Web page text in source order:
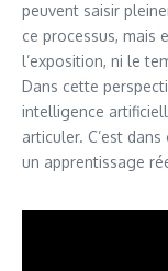
peuvent saisir
ce processus, mais
l’exposition, ni le
Dans cette
intelligence
articuler. C’est
un apprentissage